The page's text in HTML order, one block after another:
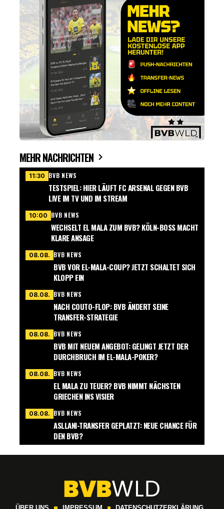
MEHR NACHRICHTEN
11:30 BVB NEWS
TESTSPIEL: HIER LÄUFT FC ARSENAL GEGEN BVB
LIVE IM TV UND IM STREAM
10:00 BVB NEWS
WECHSELT EL MALA ZUM BVB? KÖLN-BOSS MACHT
KLARE ANSAGE
08.08. BVB NEWS
BVB VOR EL-MALA-COUP? JETZT SCHALTET SICH
KLOPP EIN
08.08. BVB NEWS
NACH COUTO-FLOP: BVB ÄNDERT SEINE
TRANSFER-STRATEGIE
08.08. BVB NEWS
BVB MIT NEUEM ANGEBOT: GELINGT JETZT DER
DURCHBRUCH IM EL-MALA-POKER?
08.08. BVB NEWS
EL MALA ZU TEUER? BVB NIMMT NÄCHSTEN
GRIECHEN INS VISIER
08.08. BVB NEWS
ASLLANI-TRANSFER GEPLATZT: NEUE CHANCE FÜR
DEN BVB?